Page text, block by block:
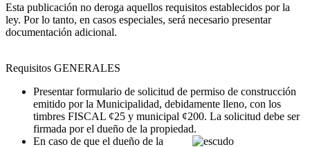
Esta publicación no deroga aquellos requisitos establecidos por la
ley. Por lo tanto, en casos especiales, será necesario presentar
documentación adicional.
Requisitos GENERALES
Presentar formulario de solicitud de permiso de construcción
emitido por la Municipalidad, debidamente lleno, con los
timbres FISCAL ¢25 y municipal ¢200. La solicitud debe ser
firmada por el dueño de la propiedad.
En caso de que el dueño de la